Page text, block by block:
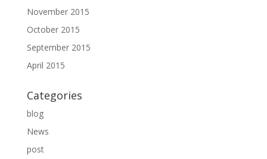
November 2015
October 2015
September 2015
April 2015
Categories
blog
News
post